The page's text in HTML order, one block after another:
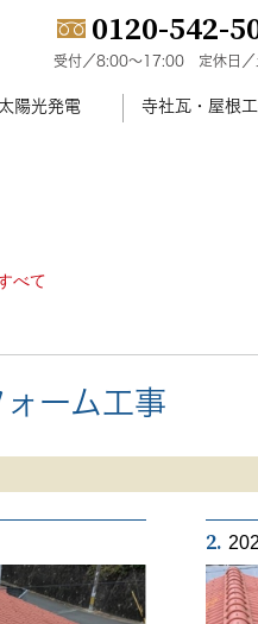
0120-542-
受付／8:00～17:00 定休日
陽光発電 寺社瓦・屋根
べて
ーム工事
2.